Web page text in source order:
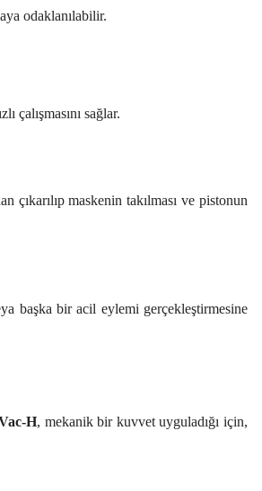
odaklanılabilir.
sağlar.
maskenin takılması ve pistonun
başka bir acil eylemi gerçekleştirmesine
H, mekanik bir kuvvet uyguladığı için,